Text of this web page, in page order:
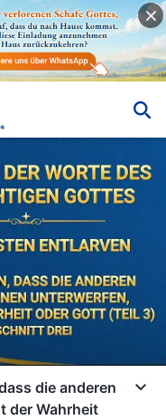
die anderen
der Wahrheit